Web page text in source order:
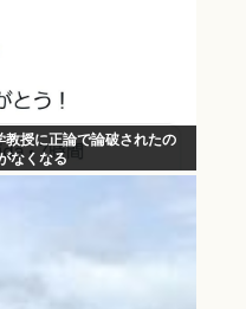
授に正論で論破されたの
なくなる